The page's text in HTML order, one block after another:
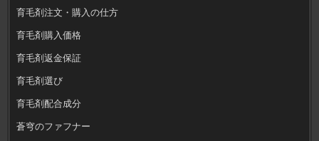
育毛剤注文・購入の仕方
育毛剤購入価格
育毛剤返金保証
育毛剤選び
育毛剤配合成分
蒼穹のファフナー